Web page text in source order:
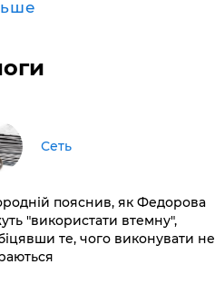
Сеть
пояснив, як Федорова
"використати втемну",
те, чого виконувати не